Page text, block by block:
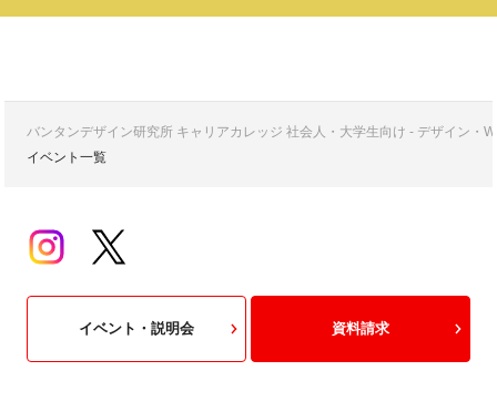
バンタンデザイン研究所 キャリアカレッジ 社会人・大学生向け - デザイン・
イベント一覧
イベント・説明会 資料請求